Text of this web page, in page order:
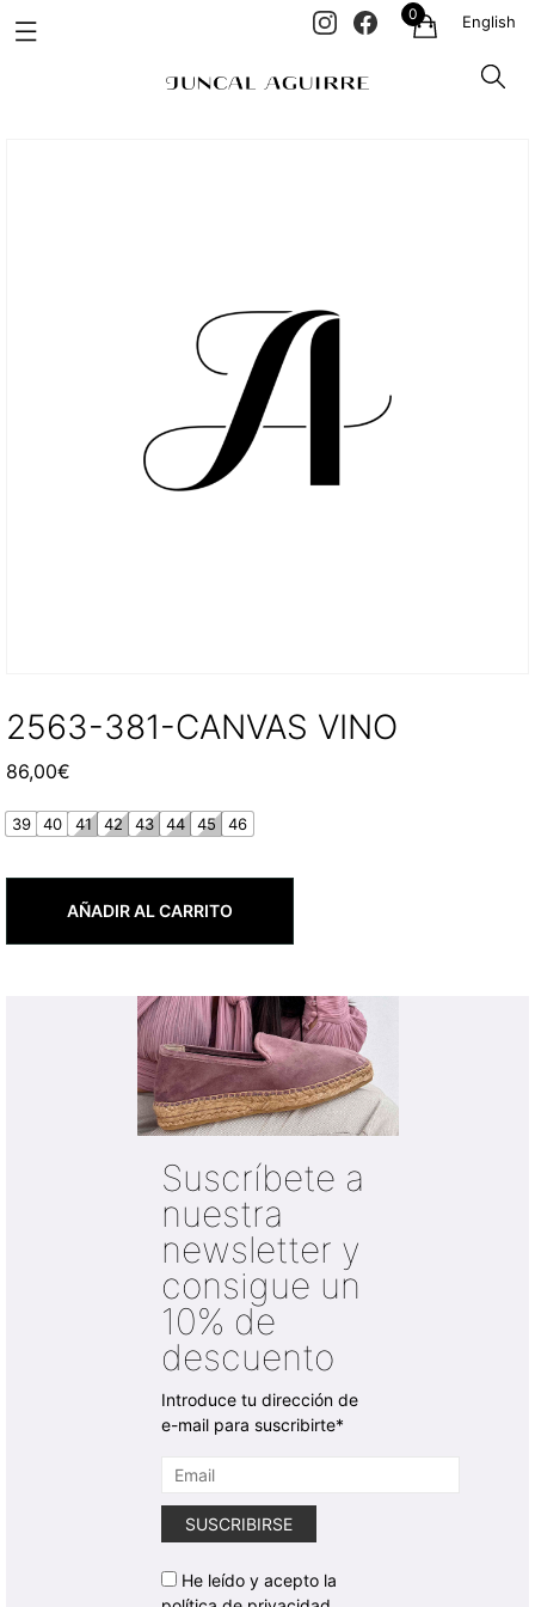
0 English
2563-381-CANVAS VINO
86,00€
39 40 41 42 43 44 45 46
AÑADIR AL CARRITO
Suscríbete a
nuestra
newsletter y
consigue un
10% de
descuento
Introduce tu dirección de
e-mail para suscribirte*
He leído y acepto la